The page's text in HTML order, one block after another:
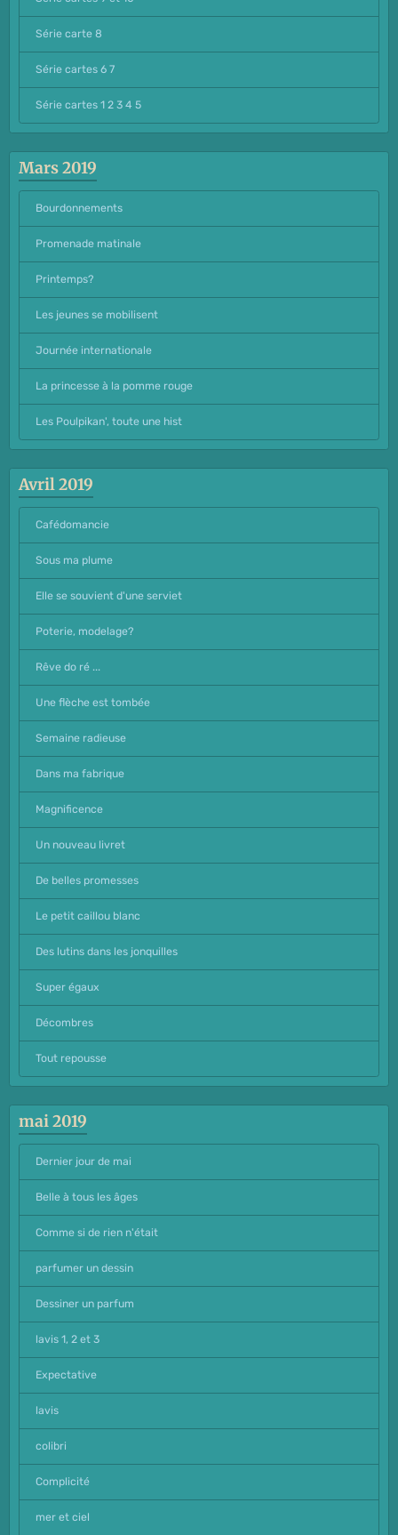
Série carte 8
Série cartes 6 7
Série cartes 1 2 3 4 5
Mars 2019
Bourdonnements
Promenade matinale
Printemps?
Les jeunes se mobilisent
Journée internationale
La princesse à la pomme rouge
Les Poulpikan', toute une hist
Avril 2019
Cafédomancie
Sous ma plume
Elle se souvient d'une serviet
Poterie, modelage?
Rêve do ré ...
Une flèche est tombée
Semaine radieuse
Dans ma fabrique
Magnificence
Un nouveau livret
De belles promesses
Le petit caillou blanc
Des lutins dans les jonquilles
Super égaux
Décombres
Tout repousse
mai 2019
Dernier jour de mai
Belle à tous les âges
Comme si de rien n'était
parfumer un dessin
Dessiner un parfum
lavis 1, 2 et 3
Expectative
lavis
colibri
Complicité
mer et ciel